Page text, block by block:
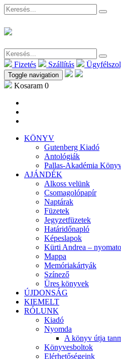
Fizetés Szállítás
Toggle navigation
Kosaram 0
KÖNYV
Gutenberg Kiadó
Antológiák
Pallas-Akadémia
AJÁNDÉK
Alkoss velünk
Csomagolópapír
Naptárak
Füzetek
Jegyzetfüzetek
Határidőnapló
Képeslapok
Kürti Andrea –
Mappa
Memóriakártyák
Színező
Üres könyvek
ÚJDONSÁG
KIEMELT
RÓLUNK
Kiadó
Nyomda
A könyv útja
Könyvesboltok
Elérhetőségeink